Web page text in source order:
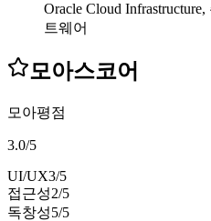
Oracle Cloud
트웨어
모아스코어
모아평점
3.0/5
UI/UX3/5
접근성2/5
독창성5/5